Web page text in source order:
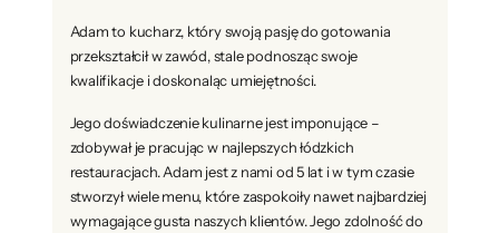
Adam to kucharz, który swoją pasję do gotowania
przekształcił w zawód, stale podnosząc swoje
kwalifikacje i doskonaląc umiejętności.
Jego doświadczenie kulinarne jest imponujące –
zdobywał je pracując w najlepszych łódzkich
restauracjach. Adam jest z nami od 5 lat i w tym czasie
stworzył wiele menu, które zaspokoiły nawet najbardziej
wymagające gusta naszych klientów. Jego zdolność do